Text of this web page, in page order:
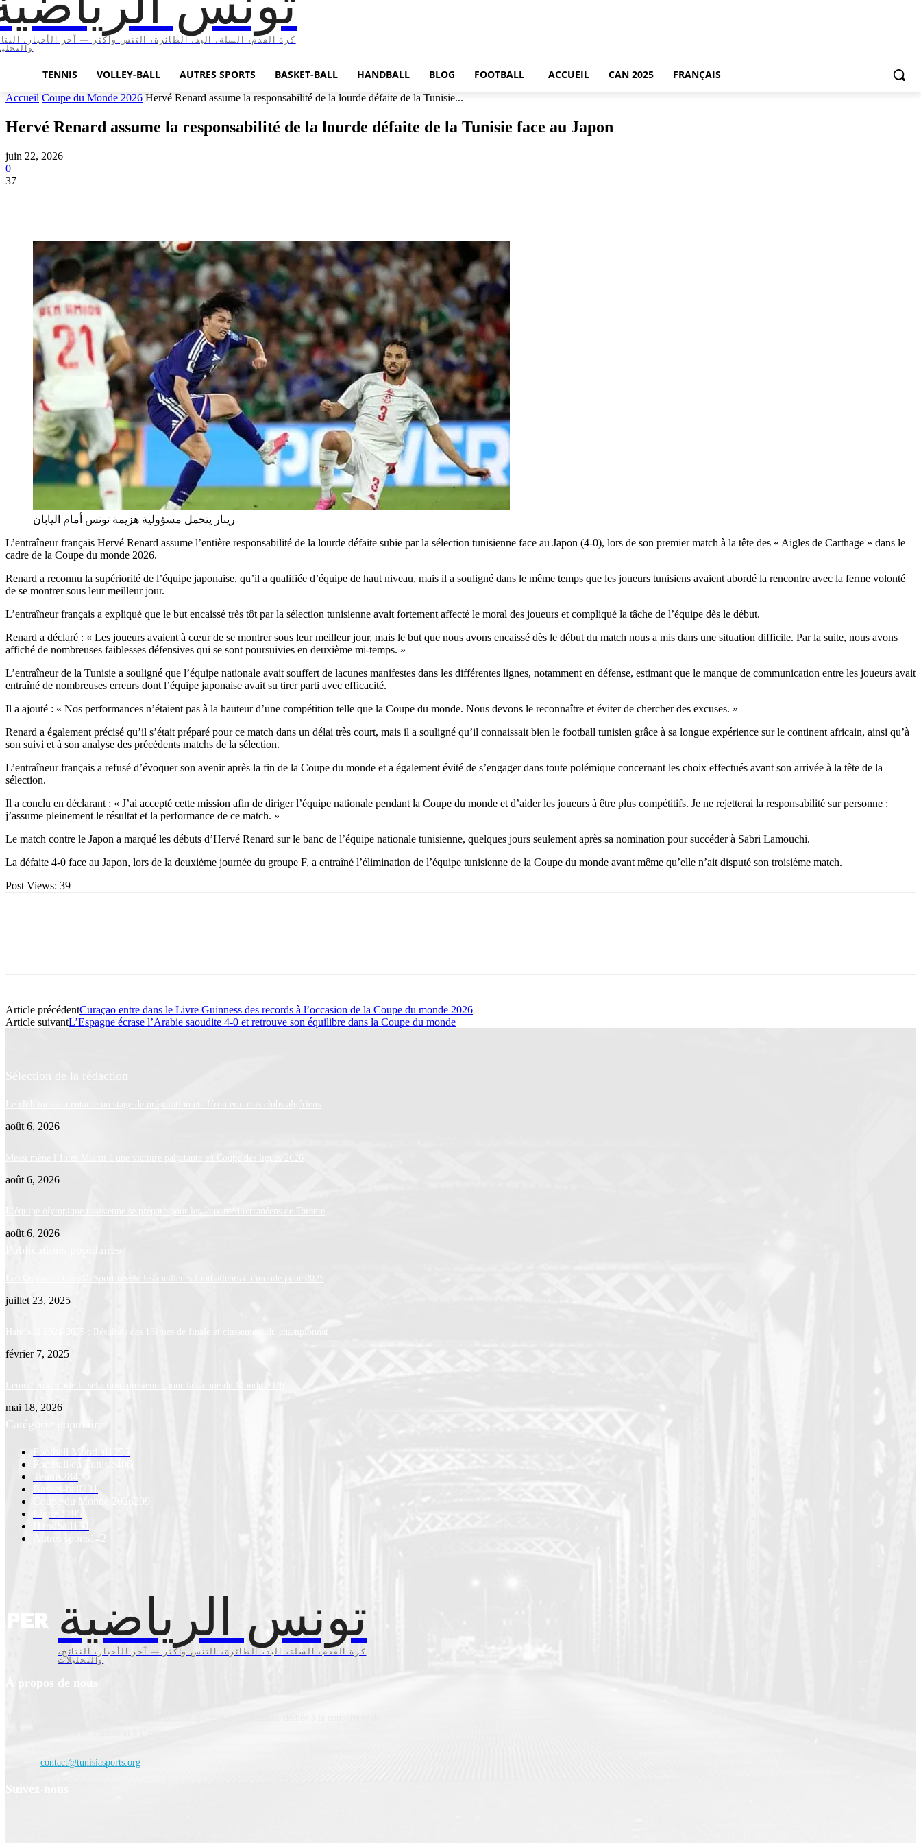
كرة القدم، السلة، اليد، الطائرة، التنس وأكثر — آخر الأخبار،
TENNIS VOLLEY-BALL AUTRES SPORTS BASKET-BALL HANDBALL BLOG FOOTBALL ACCUEIL CAN 2025 FRANÇAIS
Accueil Coupe du Monde 2026 Hervé Renard assume la responsabilité de la lourde défaite de la Tunisie...
Hervé Renard assume la responsabilité de la lourde défaite de la Tunisie face au Japon
juin 22, 2026
0
37
رينار يتحمل مسؤولية هزيمة تونس أمام اليابان
L’entraîneur français Hervé Renard assume l’entière responsabilité de la lourde défaite subie par la sélection tunisienne face au Japon (4-0), lors de son premier match à la tête des « Aigles de Carthage » dans le
cadre de la Coupe du monde 2026.
Renard a reconnu la supériorité de l’équipe japonaise, qu’il a qualifiée d’équipe de haut niveau, mais il a souligné dans le même temps que les joueurs tunisiens avaient abordé la rencontre avec la ferme volonté
de se montrer sous leur meilleur jour.
L’entraîneur français a expliqué que le but encaissé très tôt par la sélection tunisienne avait fortement affecté le moral des joueurs et compliqué la tâche de l’équipe dès le début.
Renard a déclaré : « Les joueurs avaient à cœur de se montrer sous leur meilleur jour, mais le but que nous avons encaissé dès le début du match nous a mis dans une situation difficile. Par la suite, nous avons
affiché de nombreuses faiblesses défensives qui se sont poursuivies en deuxième mi-temps. »
L’entraîneur de la Tunisie a souligné que l’équipe nationale avait souffert de lacunes manifestes dans les différentes lignes, notamment en défense, estimant que le manque de communication entre les joueurs avait
entraîné de nombreuses erreurs dont l’équipe japonaise avait su tirer parti avec efficacité.
Il a ajouté : « Nos performances n’étaient pas à la hauteur d’une compétition telle que la Coupe du monde. Nous devons le reconnaître et éviter de chercher des excuses. »
Renard a également précisé qu’il s’était préparé pour ce match dans un délai très court, mais il a souligné qu’il connaissait bien le football tunisien grâce à sa longue expérience sur le continent africain, ainsi qu’à
son suivi et à son analyse des précédents matchs de la sélection.
L’entraîneur français a refusé d’évoquer son avenir après la fin de la Coupe du monde et a également évité de s’engager dans toute polémique concernant les choix effectués avant son arrivée à la tête de la
sélection.
Il a conclu en déclarant : « J’ai accepté cette mission afin de diriger l’équipe nationale pendant la Coupe du monde et d’aider les joueurs à être plus compétitifs. Je ne rejetterai la responsabilité sur personne :
j’assume pleinement le résultat et la performance de ce match. »
Le match contre le Japon a marqué les débuts d’Hervé Renard sur le banc de l’équipe nationale tunisienne, quelques jours seulement après sa nomination pour succéder à Sabri Lamouchi.
La défaite 4-0 face au Japon, lors de la deuxième journée du groupe F, a entraîné l’élimination de l’équipe tunisienne de la Coupe du monde avant même qu’elle n’ait disputé son troisième match.
Post Views: 39
Article précédentCuraçao entre dans le Livre Guinness des records à l’occasion de la Coupe du monde 2026
Article suivantL’Espagne écrase l’Arabie saoudite 4-0 et retrouve son équilibre dans la Coupe du monde
Sélection de la rédaction
Le club tunisien entame un stage de préparation et affrontera trois clubs algériens
août 6, 2026
Messi mène l’Inter Miami à une victoire palpitante en Coupe des ligues 2026
août 6, 2026
L’équipe olympique tunisienne se prépare pour les Jeux méditerranéens de Tarente
août 6, 2026
Publications populaires
Le classement GiveMeSport révèle les meilleurs footballeurs du monde pour 2025
juillet 23, 2025
Handball 2024-2025 : Résultats des 16èmes de finale et classement du championnat
février 7, 2025
Lemouchi dévoile la sélection tunisienne pour la Coupe du Monde 2026
mai 18, 2026
Catégorie populaire
Football Mondial
Football en Tunisie
Basket-ball
Coupe du Monde 2026
195
154
Autres sports 142
تونس الرياضية
كرة القدم، السلة، اليد، الطائرة، التنس وأكثر — آخر الأخبار، النتائج،
والتحليلات
À propos de nous
contact@tunisiasports.org